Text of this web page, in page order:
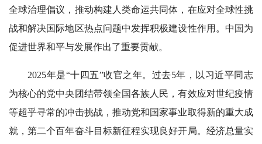
全球治理倡议，推动构建人类命运共同体，在应对全球性挑
战和解决国际地区热点问题中发挥积极建设性作用。中国为
促进世界和平与发展作出了重要贡献。
2025年是“十四五”收官之年。过去5年，以习近平同志
为核心的党中央团结带领全国各族人民，有效应对世纪疫情
等超乎寻常的冲击挑战，推动党和国家事业取得新的重大成
就，第二个百年奋斗目标新征程实现良好开局。经济总量实